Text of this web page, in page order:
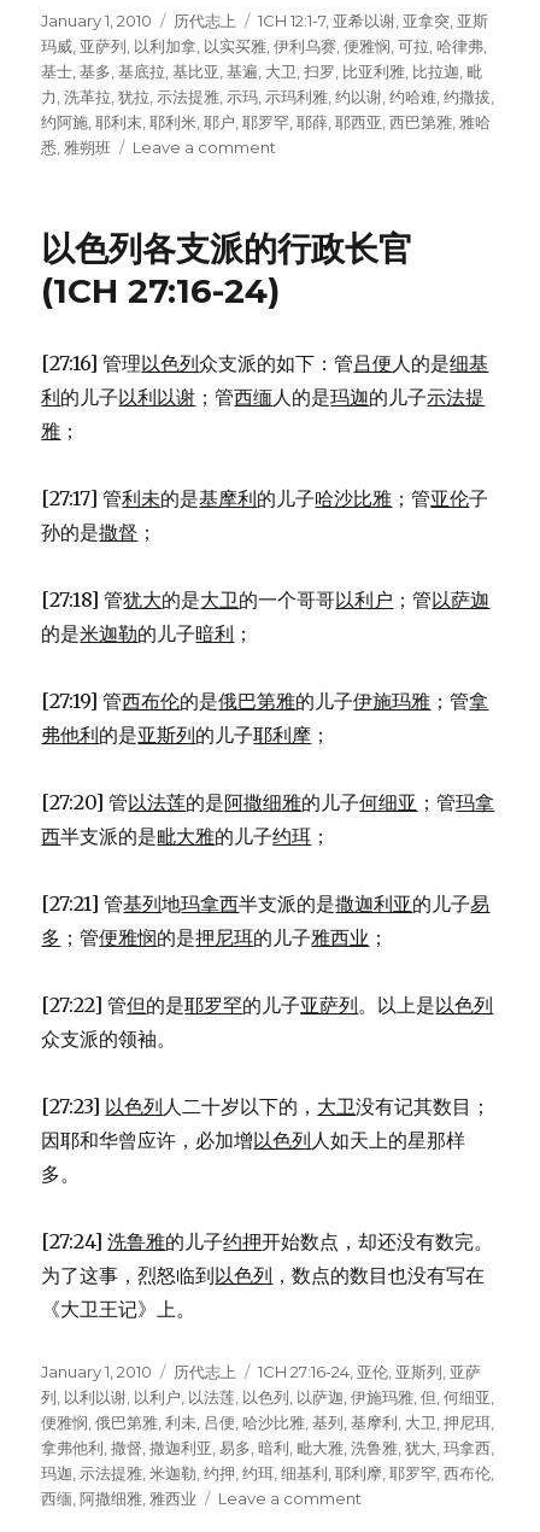
Posted
on
January 1, 2010 Categories
历代志上 Tags
1CH 12:1-7, 亚希以谢 亚拿突 亚斯
玛威 亚萨列 以利加拿 以实买雅 ,伊利乌赛 ,便雅悯 ,可拉 ,哈律弗
基士 ,基多 ,基底拉 ,基比亚 ,基遍 大卫 ,扫罗 比亚利雅 比拉迦 ,毗
力 ,洗革拉 ,犹拉 示法提雅 示玛 示玛利雅 ,约以谢 ,约哈难 ,约撒拔
约阿施 ,耶利末 ,耶利米 ,耶户 ,耶罗罕 ,耶薛 ,耶西亚 ,西巴第雅 雅哈
悉 雅朔班 Leave a comment
随
卫
雅
悯
7)
以色列各支派的行政长官
(1CH 27:16-24)
[27:16] 管理以色列众支派的如下：管吕便人的是细基
利的儿子以利以谢 ；管西缅人的是玛迦的儿子示法提
雅 ；
[27:17] 管利未的是基摩利的儿子哈沙比雅 ；管亚伦子
孙的是撒督 ；
[27:18] 管犹大的是大卫的一个哥哥以利户 ；管以萨迦
的是米迦勒的儿子暗利 ；
[27:19] 管西布伦的是俄巴第雅的儿子伊施玛雅 ；管拿
弗他利的是亚斯列的儿子耶利摩 ；
[27:20] 管以法莲的是阿撒细雅的儿子何细亚 ；管玛拿
西半支派的是毗大雅的儿子约珥 ；
[27:21] 管基列地玛拿西半支派的是撒迦利亚的儿子易
多 ；管便雅悯的是押尼珥的儿子雅西业 ；
[27:22] 管但的是耶罗罕的儿子亚萨列。以上是以色列
众支派的领袖。
[27:23] 以色列人二十岁以下的， 大卫没有记其数目；
因耶和华曾应许，必加增以色列人如天上的星那样
多。
[27:24]洗鲁雅的儿子约押开始数点，却还没有数完。
为了这事，烈怒临到以色列 ，数点的数目也没有写在
《大卫王记》上。
Posted
on
January 1, 2010 Categories
历代志上 Tags
1CH 27:16-24 亚伦 亚斯列 亚萨
列 以利以谢 以利户 以法莲 以色列 以萨迦 ,伊施玛雅 ,但 ,何细亚
便雅悯 ,俄巴第雅 ,利未 吕便 ,哈沙比雅 ,基列 ,基摩利 大卫 ,押尼珥
拿弗他利 ,撒督 ,撒迦利亚 ,易多 ,暗利 ,毗大雅 ,洗鲁雅 ,犹大 ,玛拿西
玛迦 示法提雅 ,米迦勒 ,约押 ,约珥 ,细基利 ,耶利摩 ,耶罗罕 ,西布伦
西缅 ,阿撒细雅 雅西业 Leave a comment